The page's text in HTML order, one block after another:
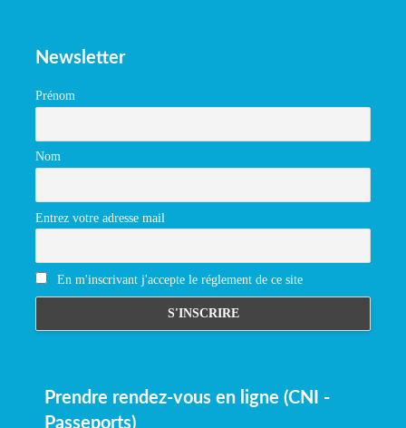
Newsletter
Prénom
Nom
Entrez votre adresse mail
En m'inscrivant j'accepte le réglement de ce site
Prendre rendez-vous en ligne (CNI -
Passeports)